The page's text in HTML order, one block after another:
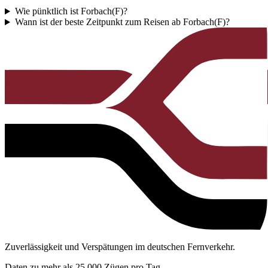
Wie pünktlich ist Forbach(F)?
Wann ist der beste Zeitpunkt zum Reisen ab Forbach(F)?
Zuverlässigkeit und Verspätungen im deutschen Fernverkehr.